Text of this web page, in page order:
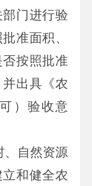
门进行验
准面积、
按照批准
出具《农
）验收意
、自然资源
和健全农